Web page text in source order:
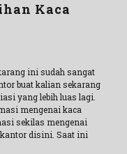
Kaca
ini sudah sangat
buat kalian sekarang
yang lebih luas lagi.
mengenai kaca
sekilas mengenai
kantor disini. Saat ini